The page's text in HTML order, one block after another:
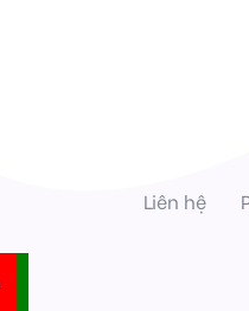
Liên hệ